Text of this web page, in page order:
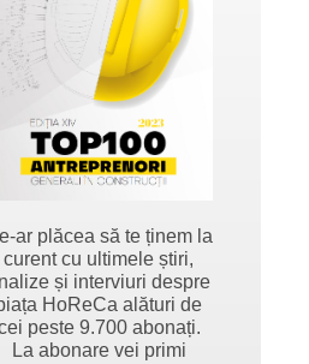
ar plăcea să te ținem la
curent cu ultimele știri,
și interviuri despre
HoReCa alături de
peste 9.700 abonați.
La abonare vei primi